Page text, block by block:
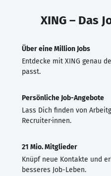
XING – Das
Über eine Million Jobs
Entdecke mit XING genau
passt.
Persönliche Job-Angebote
Lass Dich finden von
Recruiter·innen.
21 Mio. Mitglieder
Knüpf neue Kontakte und
besseres Job-Leben.